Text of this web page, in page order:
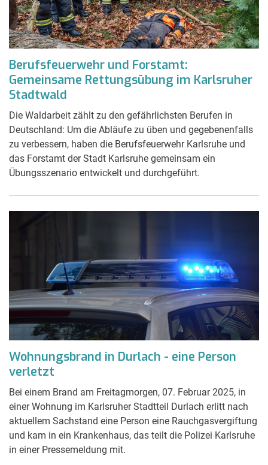
Berufsfeuerwehr und Forstamt:
Gemeinsame Rettungsübung im Karlsruher
Stadtwald
Die Waldarbeit zählt zu den gefährlichsten Berufen in
Deutschland: Um die Abläufe zu üben und gegebenenfalls
zu verbessern, haben die Berufsfeuerwehr Karlsruhe und
das Forstamt der Stadt Karlsruhe gemeinsam ein
Übungsszenario entwickelt und durchgeführt.
Wohnungsbrand in Durlach - eine Person
verletzt
Bei einem Brand am Freitagmorgen, 07. Februar 2025, in
einer Wohnung im Karlsruher Stadtteil Durlach erlitt nach
aktuellem Sachstand eine Person eine Rauchgasvergiftung
und kam in ein Krankenhaus, das teilt die Polizei Karlsruhe
in einer Pressemeldung mit.